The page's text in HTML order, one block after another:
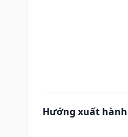
Hướng xuất hành